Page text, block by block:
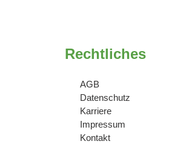
Rechtliches
AGB
Datenschutz
Karriere
Impressum
Kontakt